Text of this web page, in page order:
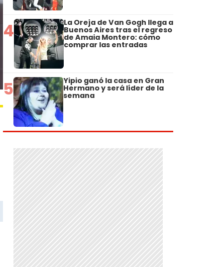
4 La Oreja de Van Gogh llega a
Buenos Aires tras el regreso
de Amaia Montero: cómo
comprar las entradas
5 Yipio ganó la casa en Gran
Hermano y será líder de la
semana